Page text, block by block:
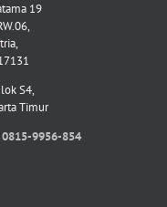
19
S4,
Timur
0815-9956-854